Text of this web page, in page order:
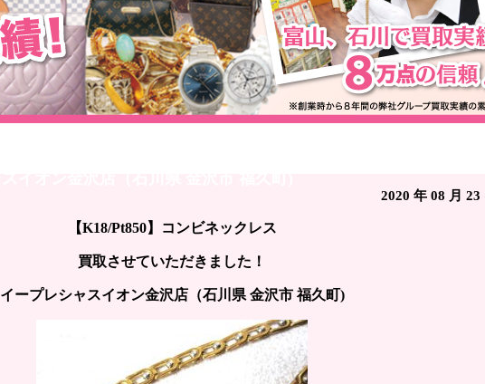
2020 年 08 月 23
【K18/Pt850】コンビネックレス
買取させていただきました！
イープレシャスイオン金沢店（石川県 金沢市 福久町)